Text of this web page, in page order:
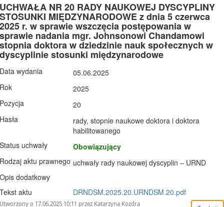
UCHWAŁA NR 20 RADY NAUKOWEJ DYSCYPLINY
STOSUNKI MIĘDZYNARODOWE z dnia 5 czerwca
2025 r. w sprawie wszczęcia postępowania w
sprawie nadania mgr. Johnsonowi Chandamowi
stopnia doktora w dziedzinie nauk społecznych w
dyscyplinie stosunki międzynarodowe
Data wydania
05.06.2025
Rok
2025
Pozycja
20
Hasła
rady, stopnie naukowe doktora i doktora
habilitowanego
Status uchwały
Obowiązujący
Rodzaj aktu prawnego uchwały rady naukowej dyscyplin – URND
Opis dodatkowy
Tekst aktu
DRNDSM.2025.20.URNDSM.20.pdf
Utworzony o 17.06.2025 10:11 przez Katarzyna Kozdra